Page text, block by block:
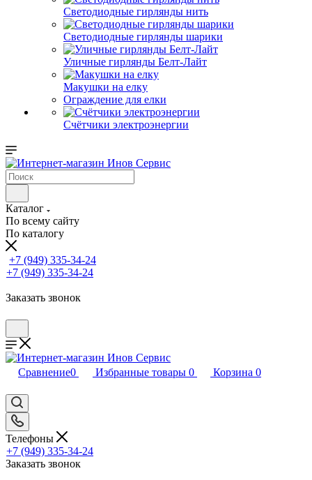
Светодиодные гирлянды нить
Светодиодные гирлянды шарики
Уличные гирлянды Белт-Лайт
Макушки на елку
Ограждение для елки
Счётчики электроэнергии
Каталог
По всему сайту
По каталогу
+7 (949) 335-34-24
+7 (949) 335-34-24
Заказать звонок
Сравнение0 Избранные товары 0 Корзина 0
Телефоны
+7 (949) 335-34-24
Заказать звонок